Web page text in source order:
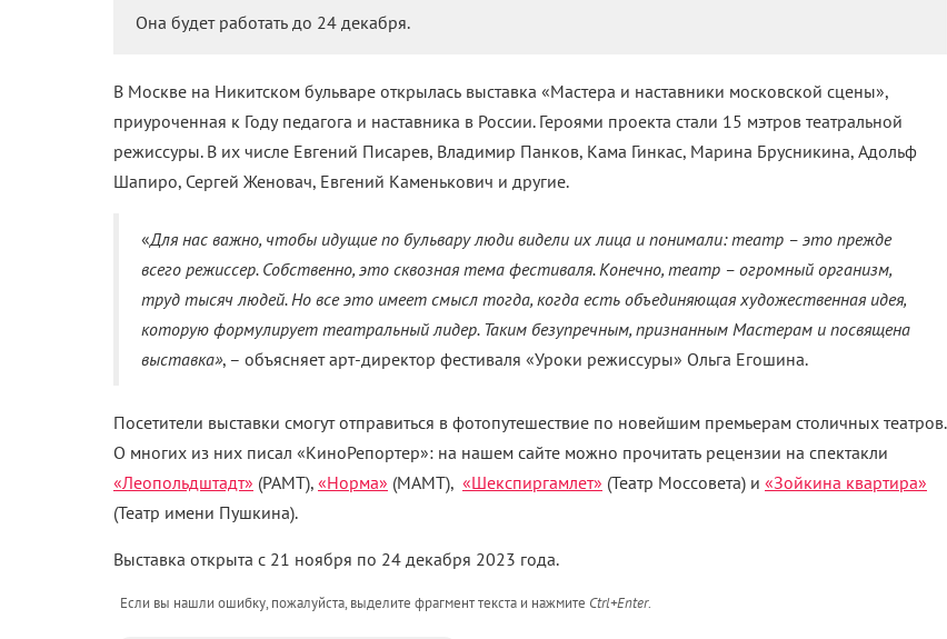
Она будет работать до 24 декабря.
В Москве на Никитском бульваре открылась выставка «Мастера и наставники московской сцены»,
приуроченная к Году педагога и наставника в России. Героями проекта стали 15 мэтров театральной
режиссуры. В их числе Евгений Писарев, Владимир Панков, Кама Гинкас, Марина Брусникина, Адольф
Шапиро, Сергей Женовач, Евгений Каменькович и другие.
«Для нас важно, чтобы идущие по бульвару люди видели их лица и понимали: театр – это прежде
всего режиссер. Собственно, это сквозная тема фестиваля. Конечно, театр – огромный организм,
труд тысяч людей. Но все это имеет смысл тогда, когда есть объединяющая художественная идея,
которую формулирует театральный лидер. Таким безупречным, признанным Мастерам и посвящена
выставка», – объясняет арт-директор фестиваля «Уроки режиссуры» Ольга Егошина.
Посетители выставки смогут отправиться в фотопутешествие по новейшим премьерам столичных театров.
О многих из них писал «КиноРепортер»: на нашем сайте можно прочитать рецензии на спектакли
«Леопольдштадт» (РАМТ), «Норма» (МАМТ), «Шекспиргамлет» (Театр Моссовета) и «Зойкина квартира»
(Театр имени Пушкина).
Выставка открыта с 21 ноября по 24 декабря 2023 года.
Если вы нашли ошибку, пожалуйста, выделите фрагмент текста и нажмите Ctrl+Enter.